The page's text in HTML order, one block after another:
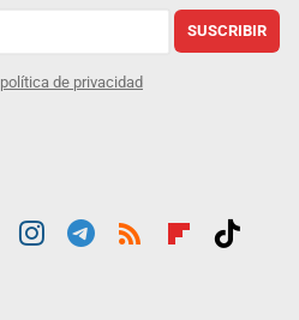
SUSCRIBIR
política de privacidad